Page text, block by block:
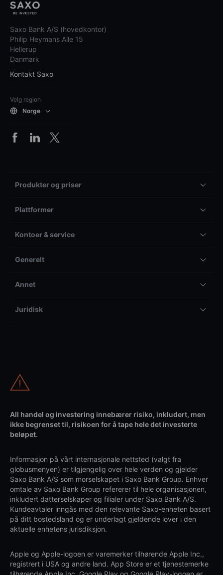
Saxo Bank A/S (hovedkontor)
Philip Heymans Alle 15
Hellerup
Danmark
Kontakt Saxo
Velg region
Norge
Produkter og priser
Plattformer
Kontoer & service
Generelt
Annet
Juridisk
All handel og investering innebærer risiko, inkludert, men
ikke begrenset til, risikoen for å tape hele det investerte
beløpet.
Informasjon på vårt internasjonale nettsted (valgt fra
globusmenyen) er tilgjengelig over hele verden og gjelder
Saxo Bank A/S som morselskapet i Saxo Bank Group. Enhver
omtale av Saxo Bank Group refererer til hele organisasjonen,
inkludert datterselskaper og filialer under Saxo Bank A/S.
Kundeavtaler inngås med den relevante Saxo-enheten basert
på ditt bostedsland og er underlagt gjeldende lover i den
aktuelle enhetens jurisdiksjon.
Apple og Apple-logoen er varemerker tilhørende Apple Inc.,
registrert i USA og andre land. App Store er et tjenestemerke